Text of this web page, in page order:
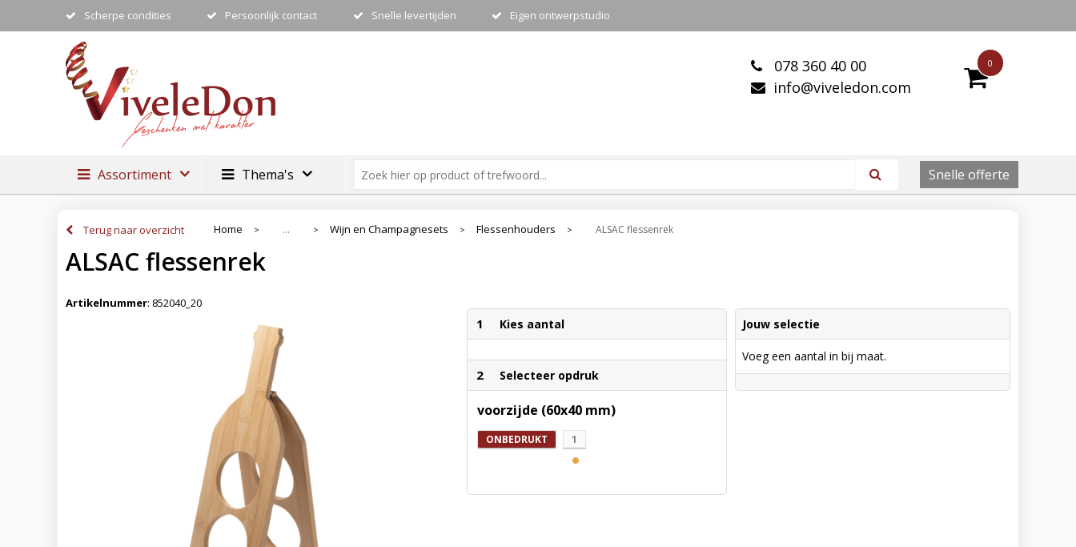
Scherpe condities Persoonlijk contact Snelle levertijden Eigen ontwerpstudio
0
078 360 40 00
info@viveledon.com
Assortiment Thema's Snelle offerte
Terug naar overzicht Home > ... > Wijn en Champagnesets > Flessenhouders > ALSAC flessenrek
ALSAC flessenrek
Artikelnummer: 852040_20
1 Kies aantal
2 Selecteer opdruk
voorzijde (60x40 mm)
ONBEDRUKT 1
Jouw selectie
Voeg een aantal in bij maat.